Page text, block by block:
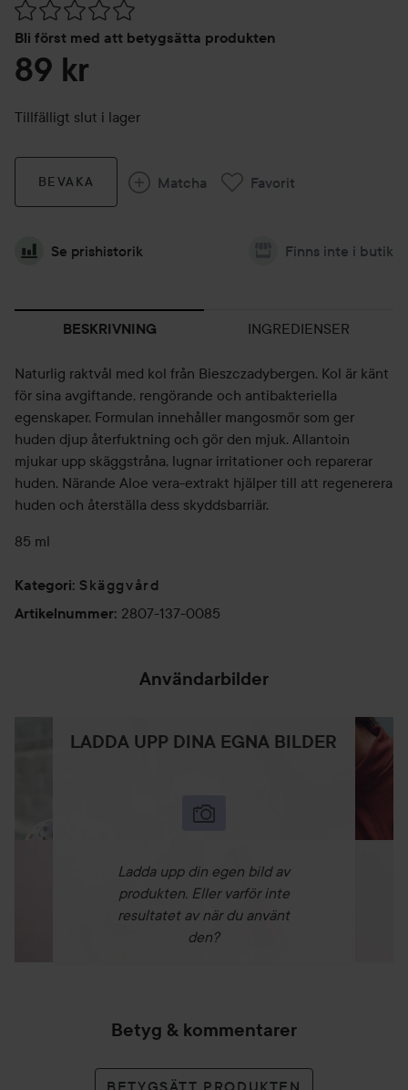
Bli först med att betygsätta produkten
Hoppa till Betyg & kommentarer
89 kr
Tillfälligt slut i lager
BEVAKA Matcha Favorit
Se prishistorik Finns inte i butik
BESKRIVNING INGREDIENSER
Naturlig raktvål med kol från Bieszczadybergen. Kol är känt
för sina avgiftande, rengörande och antibakteriella
egenskaper. Formulan innehåller mangosmör som ger
huden djup återfuktning och gör den mjuk. Allantoin
mjukar upp skäggstråna, lugnar irritationer och reparerar
huden. Närande Aloe vera-extrakt hjälper till att regenerera
huden och återställa dess skyddsbarriär.
85 ml
Kategori: Skäggvård
Artikelnummer: 2807-137-0085
Användarbilder
LADDA UPP DINA EGNA BILDER
Ladda upp din egen bild av
produkten. Eller varför inte
resultatet av när du använt
den?
Betyg & kommentarer
BETYGSÄTT PRODUKTEN